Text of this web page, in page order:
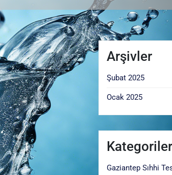
Arşivler
Şubat 2025
Ocak 2025
Kategoriler
Gaziantep Sıhhi